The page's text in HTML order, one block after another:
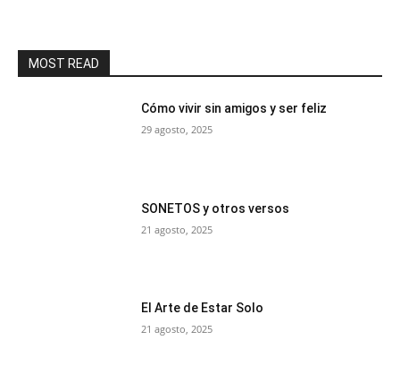
MOST READ
Cómo vivir sin amigos y ser feliz
29 agosto, 2025
SONETOS y otros versos
21 agosto, 2025
El Arte de Estar Solo
21 agosto, 2025